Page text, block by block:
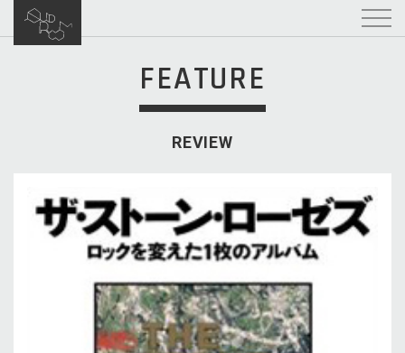
FEATURE
REVIEW